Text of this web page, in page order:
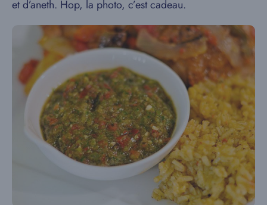
et d’aneth. Hop, la photo, c’est cadeau.